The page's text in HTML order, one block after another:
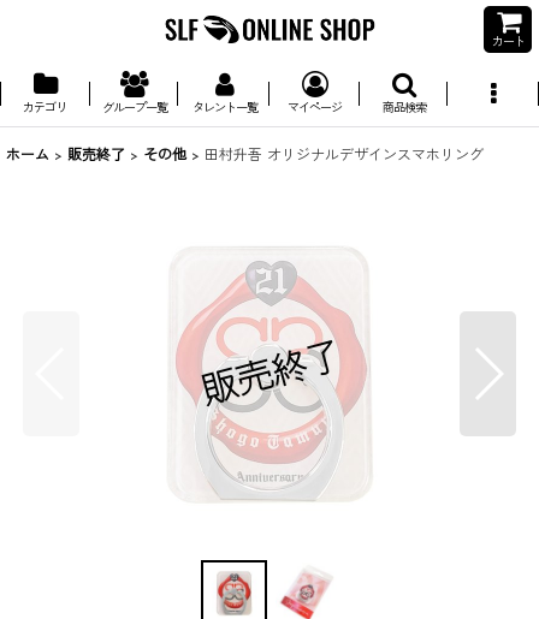
カート
カテゴリ グループ一覧 タレント一覧 マイページ 商品検索
ホーム > 販売終了 > その他 > 田村升吾 オリジナルデザインスマホリング